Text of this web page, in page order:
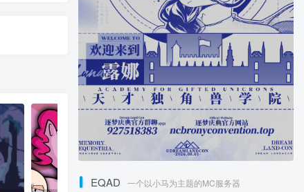
EQAD 一个以小马为主题的MC服务器